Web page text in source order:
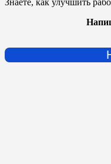
Знаете, как улучшить